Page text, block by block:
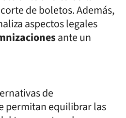
de boletos. Además,
aspectos legales
ante un
de
permitan equilibrar las